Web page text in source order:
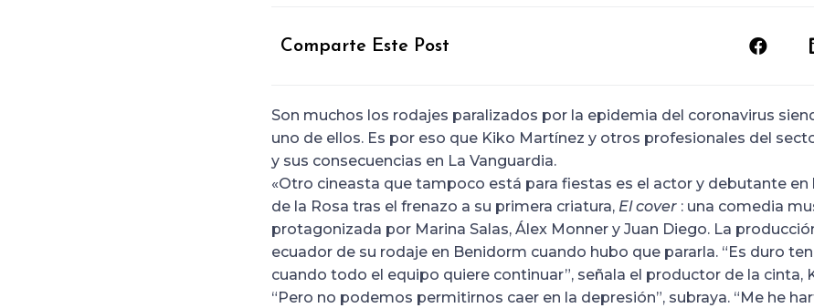
Comparte Este Post
Son muchos los rodajes paralizados por la epidemia del coronavirus
uno de ellos. Es por eso que Kiko Martínez y otros profesionales del
y sus consecuencias en La Vanguardia.
«Otro cineasta que tampoco está para fiestas es el actor y debutante en
de la Rosa tras el frenazo a su primera criatura, El cover : una comedia
protagonizada por Marina Salas, Álex Monner y Juan Diego. La
ecuador de su rodaje en Benidorm cuando hubo que pararla. “Es duro
cuando todo el equipo quiere continuar”, señala el productor de la cinta,
“Pero no podemos permitirnos caer en la depresión”, subraya. “Me he